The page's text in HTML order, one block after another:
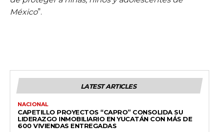
México”.
LATEST ARTICLES
NACIONAL
CAPETILLO PROYECTOS “CAPRO” CONSOLIDA SU
LIDERAZGO INMOBILIARIO EN YUCATÁN CON MÁS DE
600 VIVIENDAS ENTREGADAS